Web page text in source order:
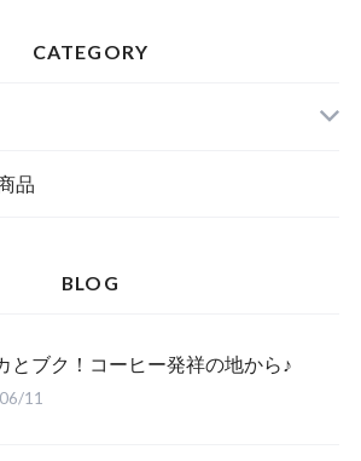
CATEGORY
品
BLOG
とブク！コーヒー発祥の地から♪
11